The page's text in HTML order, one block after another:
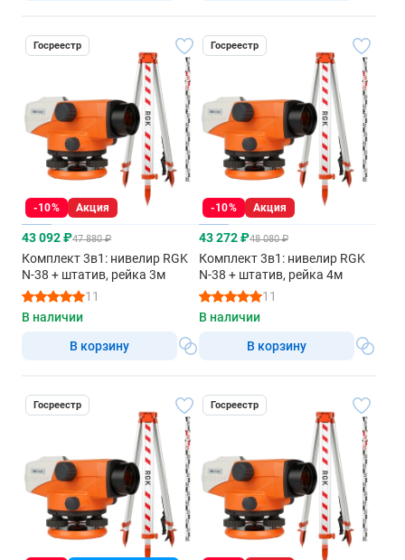
Госреестр
-10% Акция
43 092 ₽47 880 ₽
Комплект 3в1: нивелир RGK
N-38 + штатив, рейка 3м
11
В наличии
В корзину
Госреестр
-10% Акция
43 272 ₽48 080 ₽
Комплект 3в1: нивелир RGK
N-38 + штатив, рейка 4м
11
В наличии
В корзину
Госреестр Госреестр